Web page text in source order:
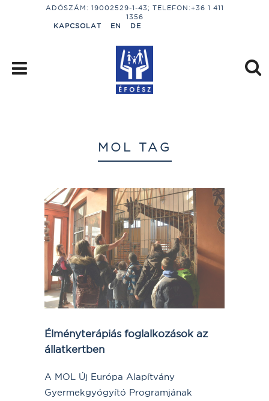
ADÓSZÁM: 19002529-1-43; TELEFON:+36 1 411
1356
KAPCSOLAT
EN DE
MOL TAG
Élményterápiás foglalkozások az
állatkertben
A MOL Új Európa Alapítvány
Gyermekgyógyító Programjának